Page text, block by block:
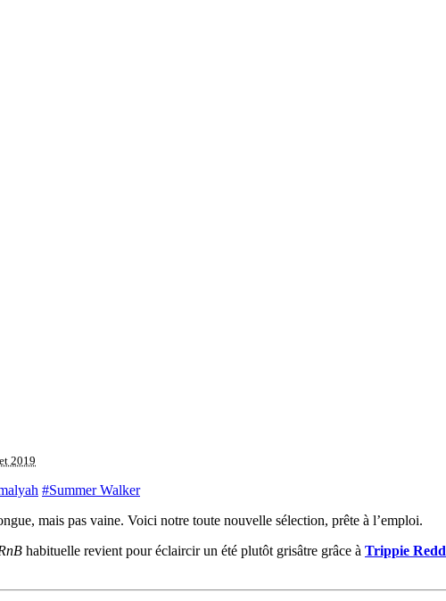
2019
#Summer Walker
mais pas vaine. Voici notre toute nouvelle sélection, prête à l’emploi.
habituelle revient pour éclaircir un été plutôt grisâtre grâce à Trippie Redd